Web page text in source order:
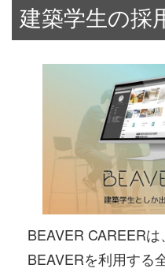
建築学生の採
BEAVER CAREER
BEAVERを利用する